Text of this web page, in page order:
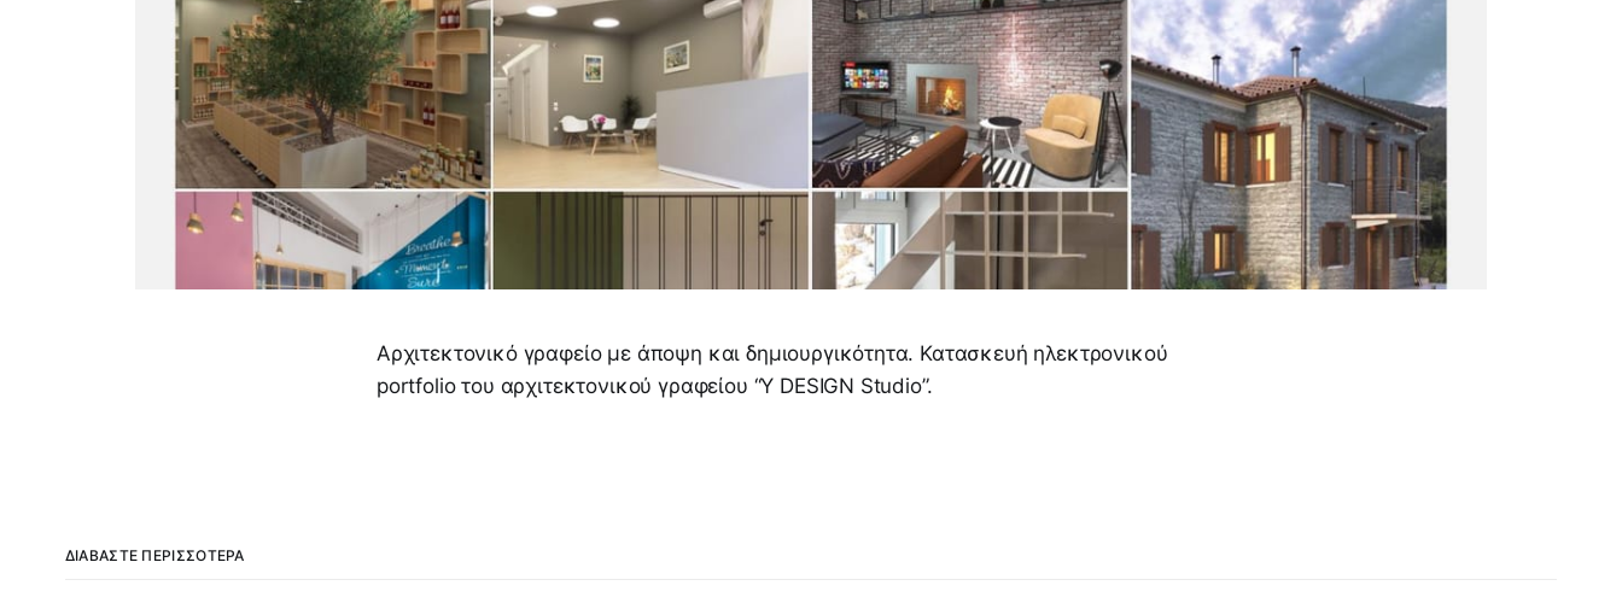
Αρχιτεκτονικό γραφείο με άποψη και δημιουργικότητα. Κατασκευή ηλεκτρονικού
portfolio του αρχιτεκτονικού γραφείου “Υ DESIGN Studio”.
ΔΙΑΒΆΣΤΕ ΠΕΡΙΣΣΌΤΕΡΑ